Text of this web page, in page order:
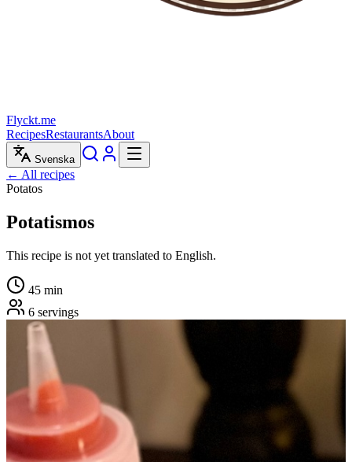
Flyckt.me
RecipesRestaurantsAbout
Svenska
← All recipes
Potatos
Potatismos
This recipe is not yet translated to English.
45 min
6 servings